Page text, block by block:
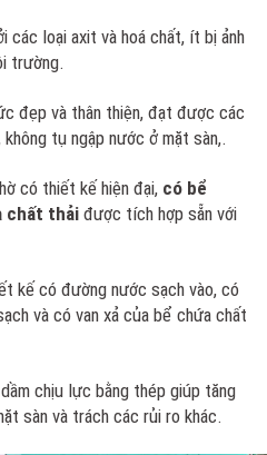
các loại axit và hoá chất, ít bị ảnh
trường.
đẹp và thân thiện, đạt được các
tụ ngập nước ở mặt sàn,.
có thiết kế hiện đại, có bể
chất thảiđược tích hợp sẵn với
kế có đường nước sạch vào, có
và có van xả của bể chứa chất
chịu lực bằng thép giúp tăng
sàn và trách các rủi ro khác.